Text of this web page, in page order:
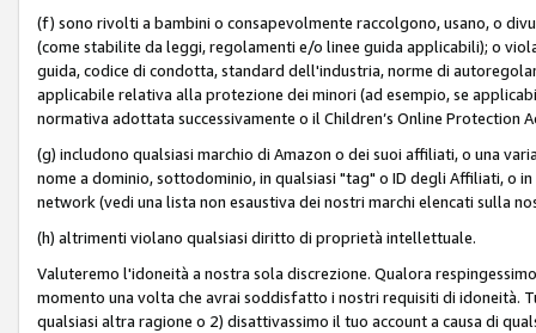
(f) sono rivolti a bambini o consapevolmente raccolgono, usano, o
(come stabilite da leggi, regolamenti e/o linee guida applicabili); o
guida, codice di condotta, standard dell'industria, norme di
applicabile relativa alla protezione dei minori (ad esempio, se
normativa adottata successivamente o il Children’s Online Protection
(g) includono qualsiasi marchio di Amazon o dei suoi affiliati, o una
nome a dominio, sottodominio, in qualsiasi "tag" o ID degli Affiliati, o
network (vedi una lista non esaustiva dei nostri marchi elencati sulla
(h) altrimenti violano qualsiasi diritto di proprietà intellettuale.
Valuteremo l'idoneità a nostra sola discrezione. Qualora
momento una volta che avrai soddisfatto i nostri requisiti di idoneità.
qualsiasi altra ragione o 2) disattivassimo il tuo account a causa di